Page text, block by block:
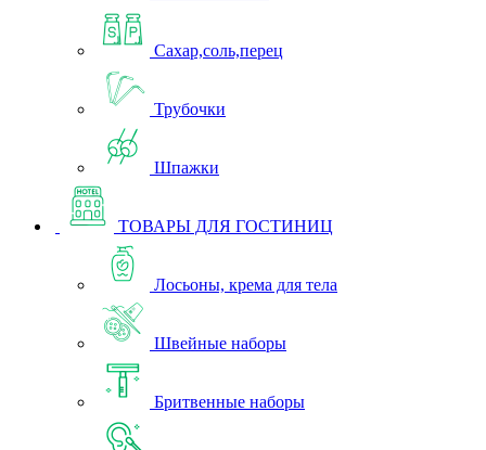
Сахар,соль,перец
Трубочки
Шпажки
ТОВАРЫ ДЛЯ ГОСТИНИЦ
Лосьоны, крема для тела
Швейные наборы
Бритвенные наборы